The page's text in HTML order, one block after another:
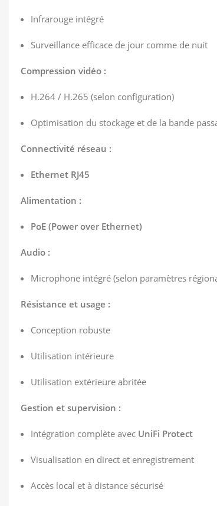
Infrarouge intégré
Surveillance efficace de jour comme de nuit
Compression vidéo :
H.264 / H.265 (selon configuration)
Optimisation du stockage et de la bande
Connectivité réseau :
Ethernet RJ45
Alimentation :
PoE (Power over Ethernet)
Audio :
Microphone intégré (selon paramètres
Résistance et usage :
Conception robuste
Utilisation intérieure
Utilisation extérieure abritée
Gestion et supervision :
Intégration complète avec UniFi Protect
Visualisation en direct et enregistrement
Accès local et à distance sécurisé